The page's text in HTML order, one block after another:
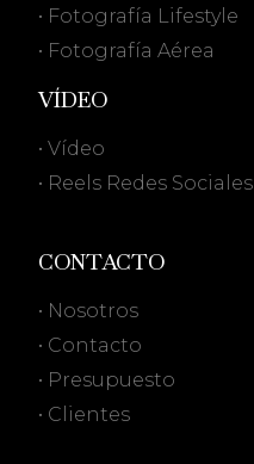
• Fotografía Lifestyle
• Fotografía Aérea
VÍDEO
• Vídeo
• Reels Redes Sociales
CONTACTO
• Nosotros
• Contacto
• Presupuesto
• Clientes